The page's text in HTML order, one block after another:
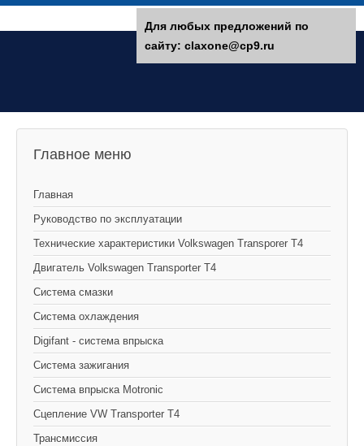
Главное меню
Главная
Руководство по эксплуатации
Технические характеристики Volkswagen Transporer T4
Двигатель Volkswagen Transporter T4
Система смазки
Система охлаждения
Digifant - система впрыска
Cистема зажигания
Система впрыска Motronic
Сцепление VW Transporter T4
Трансмиссия
Для любых предложений по
сайту: claxone@cp9.ru